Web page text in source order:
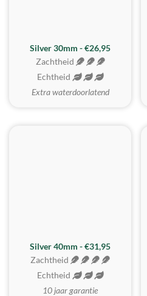
Silver 30mm - €26,95
Zachtheid
Echtheid
Extra waterdoorlatend
Silver 40mm - €31,95
Zachtheid
Echtheid
10 jaar garantie